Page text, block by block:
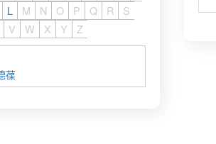
L M N O P Q R
S
V W X Y Z
葆